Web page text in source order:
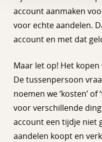
account aanmaken
voor echte aandelen.
account en met dat
Maar let op! Het
De tussenpersoon
noemen we ‘kosten’ of
voor verschillende
account een tijdje niet
aandelen koopt en